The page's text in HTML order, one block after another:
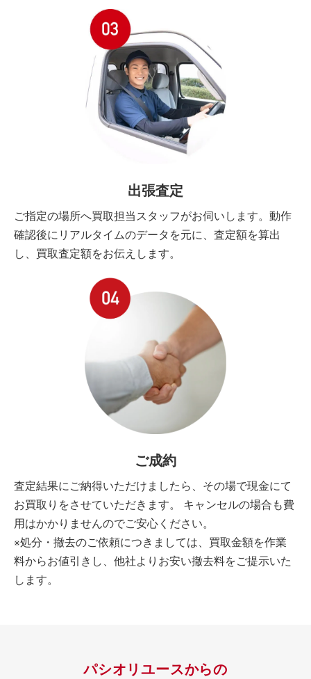
出張査定
ご指定の場所へ買取担当スタッフがお伺いします。動作
確認後にリアルタイムのデータを元に、査定額を算出
し、買取査定額をお伝えします。
ご成約
査定結果にご納得いただけましたら、その場で現金にて
お買取りをさせていただきます。 キャンセルの場合も費
用はかかりませんのでご安心ください。
※処分・撤去のご依頼につきましては、買取金額を作業
料からお値引きし、他社よりお安い撤去料をご提示いた
します。
パシオリユースからの